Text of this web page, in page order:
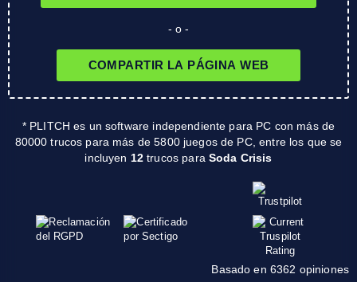
- o -
COMPARTIR LA PÁGINA WEB
* PLITCH es un software independiente para PC con más de
80000 trucos para más de 5800 juegos de PC, entre los que se
incluyen 12 trucos para Soda Crisis
Basado en 6362 opiniones